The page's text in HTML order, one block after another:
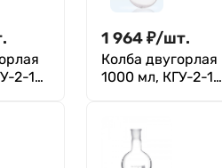
2-1-
1 964₽/шт.
Колба двугорлая
1000 мл, КГУ-2-1-